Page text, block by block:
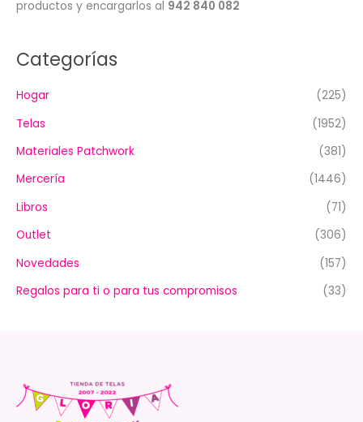
productos y encargarlos al 942 840 082
Categorías
Hogar
(225)
Telas
(1952)
Materiales Patchwork
(381)
Mercería
(1446)
Libros
(71)
Outlet
(306)
Novedades
(157)
Regalos para ti o para tus compromisos
(33)